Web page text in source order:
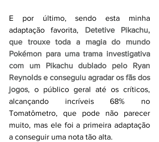
E por último, sendo esta minha
adaptação favorita, Detetive Pikachu,
que trouxe toda a magia do mundo
Pokémon para uma trama investigativa
com um Pikachu dublado pelo Ryan
Reynolds e conseguiu agradar os fãs dos
jogos, o público geral até os críticos,
alcançando incríveis 68% no
Tomatômetro, que pode não parecer
muito, mas ele foi a primeira adaptação
a conseguir uma nota tão alta.